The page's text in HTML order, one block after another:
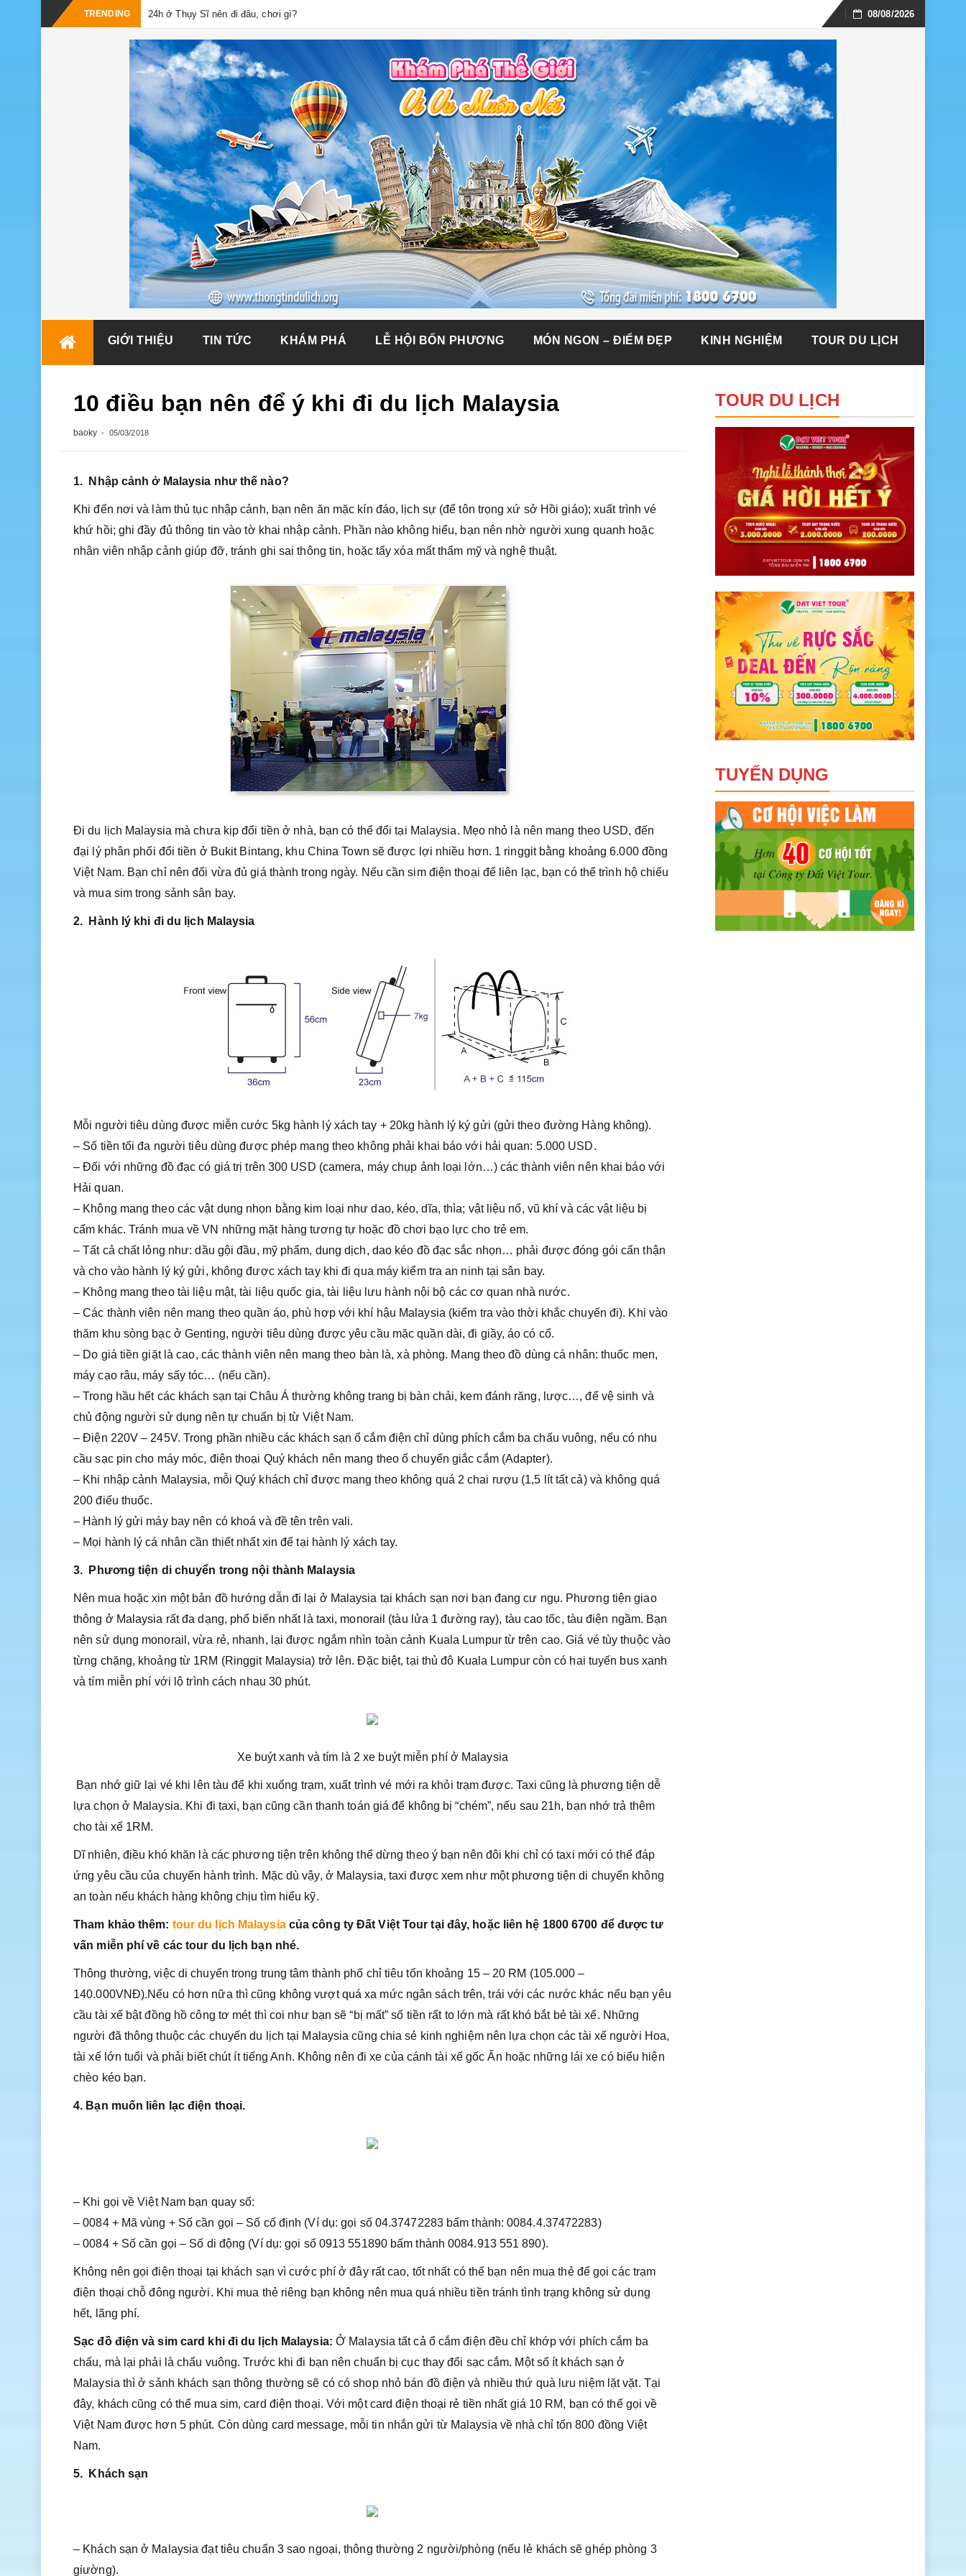
TRENDING
24h ở Thụy Sĩ nên đi đâu, chơi gì?
Skip
08/08/2026
GIỚI THIỆU TIN TỨC KHÁM PHÁ LỄ HỘI BỐN PHƯƠNG MÓN NGON – ĐIỂM ĐẸP KINH NGHIỆM TOUR DU LỊCH
10 điều bạn nên để ý khi đi du lịch Malaysia
baoky 05/03/2018
1. Nhập cảnh ở Malaysia như thế nào?
Khi đến nơi và làm thủ tục nhập cảnh, bạn nên ăn mặc kín đáo, lịch sự (để tôn trọng xứ sở Hồi giáo); xuất trình vé
khứ hồi; ghi đầy đủ thông tin vào tờ khai nhập cảnh. Phần nào không hiểu, bạn nên nhờ người xung quanh hoặc
nhân viên nhập cảnh giúp đỡ, tránh ghi sai thông tin, hoặc tẩy xóa mất thẩm mỹ và nghệ thuật.
Đi du lịch Malaysia mà chưa kịp đổi tiền ở nhà, bạn có thể đổi tại Malaysia. Mẹo nhỏ là nên mang theo USD, đến
đại lý phân phối đổi tiền ở Bukit Bintang, khu China Town sẽ được lợi nhiều hơn. 1 ringgit bằng khoảng 6.000 đồng
Việt Nam. Bạn chỉ nên đổi vừa đủ giá thành trong ngày. Nếu cần sim điện thoại để liên lạc, bạn có thể trình hộ chiếu
và mua sim trong sảnh sân bay.
2. Hành lý khi đi du lịch Malaysia
Mỗi người tiêu dùng được miễn cước 5kg hành lý xách tay + 20kg hành lý ký gửi (gửi theo đường Hàng không).
– Số tiền tối đa người tiêu dùng được phép mang theo không phải khai báo với hải quan: 5.000 USD.
– Ðối với những đồ đạc có giá trị trên 300 USD (camera, máy chụp ảnh loại lớn…) các thành viên nên khai báo với
Hải quan.
– Không mang theo các vật dụng nhọn bằng kim loại như dao, kéo, dĩa, thìa; vật liệu nổ, vũ khí và các vật liệu bị
cấm khác. Tránh mua về VN những mặt hàng tương tự hoặc đồ chơi bạo lực cho trẻ em.
– Tất cả chất lỏng như: dầu gội đầu, mỹ phẩm, dung dịch, dao kéo đồ đạc sắc nhọn… phải được đóng gói cẩn thận
và cho vào hành lý ký gửi, không được xách tay khi đi qua máy kiểm tra an ninh tại sân bay.
– Không mang theo tài liệu mật, tài liệu quốc gia, tài liệu lưu hành nội bộ các cơ quan nhà nước.
– Các thành viên nên mang theo quần áo, phù hợp với khí hậu Malaysia (kiểm tra vào thời khắc chuyến đi). Khi vào
thăm khu sòng bạc ở Genting, người tiêu dùng được yêu cầu mặc quần dài, đi giầy, áo có cổ.
– Do giá tiền giặt là cao, các thành viên nên mang theo bàn là, xà phòng. Mang theo đồ dùng cá nhân: thuốc men,
máy cạo râu, máy sấy tóc… (nếu cần).
– Trong hầu hết các khách sạn tại Châu Á thường không trang bị bàn chải, kem đánh răng, lược…, để vệ sinh và
chủ động người sử dụng nên tự chuẩn bị từ Việt Nam.
– Điện 220V – 245V. Trong phần nhiều các khách sạn ổ cắm điện chỉ dùng phích cắm ba chấu vuông, nếu có nhu
cầu sạc pin cho máy móc, điện thoại Quý khách nên mang theo ổ chuyển giắc cắm (Adapter).
– Khi nhập cảnh Malaysia, mỗi Quý khách chỉ được mang theo không quá 2 chai rượu (1,5 lít tất cả) và không quá
200 điếu thuốc.
– Hành lý gửi máy bay nên có khoá và đề tên trên vali.
– Mọi hành lý cá nhân cần thiết nhất xin để tại hành lý xách tay.
3. Phương tiện di chuyển trong nội thành Malaysia
Nên mua hoặc xin một bản đồ hướng dẫn đi lại ở Malaysia tại khách sạn nơi bạn đang cư ngụ. Phương tiện giao
thông ở Malaysia rất đa dạng, phổ biến nhất là taxi, monorail (tàu lửa 1 đường ray), tàu cao tốc, tàu điện ngầm. Bạn
nên sử dụng monorail, vừa rẻ, nhanh, lại được ngắm nhìn toàn cảnh Kuala Lumpur từ trên cao. Giá vé tùy thuộc vào
từng chặng, khoảng từ 1RM (Ringgit Malaysia) trở lên. Đặc biệt, tại thủ đô Kuala Lumpur còn có hai tuyến bus xanh
và tím miễn phí với lộ trình cách nhau 30 phút.
Xe buýt xanh và tím là 2 xe buýt miễn phí ở Malaysia
Bạn nhớ giữ lại vé khi lên tàu để khi xuống trạm, xuất trình vé mới ra khỏi trạm được. Taxi cũng là phương tiện dễ
lựa chọn ở Malaysia. Khi đi taxi, bạn cũng cần thanh toán giá để không bị “chém”, nếu sau 21h, bạn nhớ trả thêm
cho tài xế 1RM.
Dĩ nhiên, điều khó khăn là các phương tiện trên không thể dừng theo ý bạn nên đôi khi chỉ có taxi mới có thể đáp
ứng yêu cầu của chuyến hành trình. Mặc dù vậy, ở Malaysia, taxi được xem như một phương tiện di chuyển không
an toàn nếu khách hàng không chịu tìm hiểu kỹ.
Tham khảo thêm: tour du lịch Malaysiacủa công ty Đất Việt Tour tại đây, hoặc liên hệ 1800 6700 để được tư
vấn miễn phí về các tour du lịch bạn nhé.
Thông thường, việc di chuyển trong trung tâm thành phố chỉ tiêu tốn khoảng 15 – 20 RM (105.000 –
140.000VNĐ).Nếu có hơn nữa thì cũng không vượt quá xa mức ngân sách trên, trái với các nước khác nếu bạn yêu
cầu tài xế bật đồng hồ công tơ mét thì coi như bạn sẽ “bị mất” số tiền rất to lớn mà rất khó bắt bẻ tài xế. Những
người đã thông thuộc các chuyến du lịch tại Malaysia cũng chia sẻ kinh nghiệm nên lựa chọn các tài xế người Hoa,
tài xế lớn tuổi và phải biết chút ít tiếng Anh. Không nên đi xe của cánh tài xế gốc Ấn hoặc những lái xe có biểu hiện
chèo kéo bạn.
4. Bạn muốn liên lạc điện thoại.
– Khi gọi về Việt Nam bạn quay số:
– 0084 + Mã vùng + Số cần gọi – Số cố định (Ví dụ: gọi số 04.37472283 bấm thành: 0084.4.37472283)
– 0084 + Số cần gọi – Số di động (Ví dụ: gọi số 0913 551890 bấm thành 0084.913 551 890).
Không nên gọi điện thoại tại khách sạn vì cước phí ở đây rất cao, tốt nhất có thể bạn nên mua thẻ để gọi các trạm
điện thoại chỗ đông người. Khi mua thẻ riêng bạn không nên mua quá nhiều tiền tránh tình trạng không sử dụng
hết, lãng phí.
Sạc đồ điện và sim card khi đi du lịch Malaysia: Ở Malaysia tất cả ổ cắm điện đều chỉ khớp với phích cắm ba
chấu, mà lại phải là chấu vuông. Trước khi đi bạn nên chuẩn bị cục thay đổi sạc cắm. Một số ít khách sạn ở
Malaysia thì ở sảnh khách sạn thông thường sẽ có có shop nhỏ bán đồ điện và nhiều thứ quà lưu niệm lặt vặt. Tại
đây, khách cũng có thể mua sim, card điện thoại. Với một card điện thoại rẻ tiền nhất giá 10 RM, bạn có thể gọi về
Việt Nam được hơn 5 phút. Còn dùng card message, mỗi tin nhắn gửi từ Malaysia về nhà chỉ tốn 800 đồng Việt
Nam.
5. Khách sạn
– Khách sạn ở Malaysia đạt tiêu chuẩn 3 sao ngoại, thông thường 2 người/phòng (nếu lẻ khách sẽ ghép phòng 3
giường).
TOUR DU LỊCH
TUYỂN DỤNG